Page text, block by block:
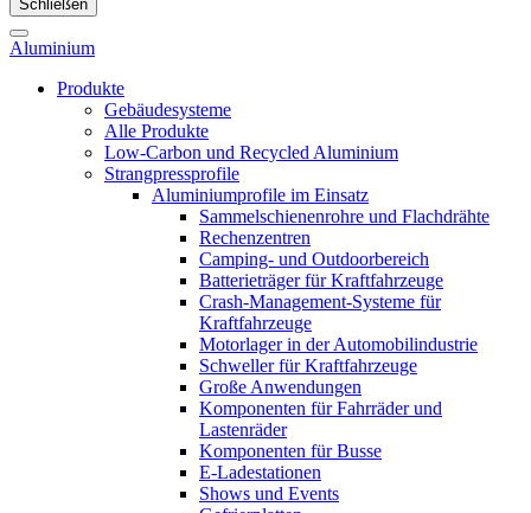
Schließen
Aluminium
Produkte
Gebäudesysteme
Alle Produkte
Low-Carbon und Recycled Aluminium
Strangpressprofile
Aluminiumprofile im Einsatz
Sammelschienenrohre und Flachdrähte
Rechenzentren
Camping- und Outdoorbereich
Batterieträger für Kraftfahrzeuge
Crash-Management-Systeme für
Kraftfahrzeuge
Motorlager in der Automobilindustrie
Schweller für Kraftfahrzeuge
Große Anwendungen
Komponenten für Fahrräder und
Lastenräder
Komponenten für Busse
E-Ladestationen
Shows und Events